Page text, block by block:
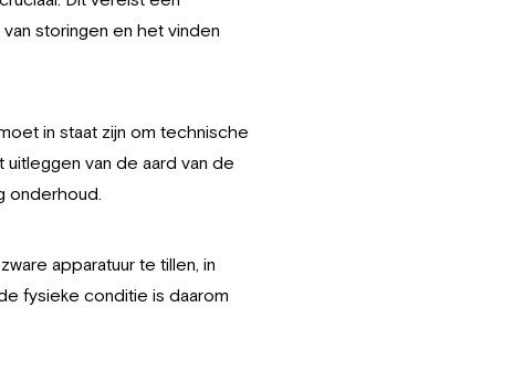
storingen en het vinden
in staat zijn om technische
van de aard van de
onderhoud.
apparatuur te tillen, in
fysieke conditie is daarom